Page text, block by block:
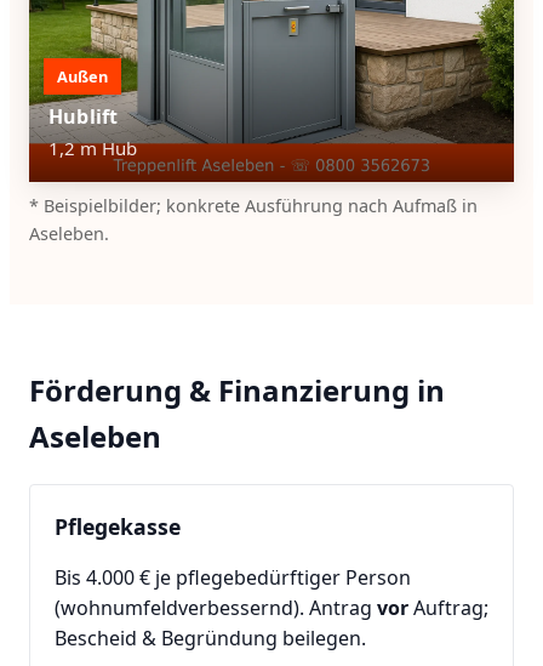
Außen
Hublift
1,2 m Hub
* Beispielbilder; konkrete Ausführung nach Aufmaß in
Aseleben.
Förderung & Finanzierung in
Aseleben
Pflegekasse
Bis 4.000 € je pflegebedürftiger Person
(wohnumfeldverbessernd). Antrag vorAuftrag;
Bescheid & Begründung beilegen.